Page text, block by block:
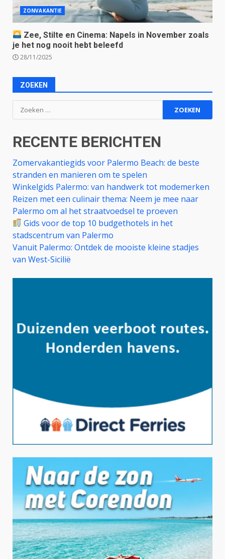
ZONVAKANTIE
Zee, Stilte en Cinema: Napels in November zoals
je het nog nooit hebt beleefd
28/11/2025
ZOEKEN
Zoeken
naar:
RECENTE BERICHTEN
Zomervakantiegids voor Palermo Beach: de beste
stranden en manieren om te spelen
Winkelgids Palermo: van handwerk tot modemerken
Reizen met een culinair thema: Neem je mee naar
Palermo om al het straatvoedsel te proeven
Gids voor de top 10 budgethotels in het
stadscentrum van Palermo
Vanuit Palermo: Ontdek de mooiste kleine stadjes
van West-Sicilië